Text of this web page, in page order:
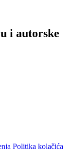
i autorske
Politika kolačića